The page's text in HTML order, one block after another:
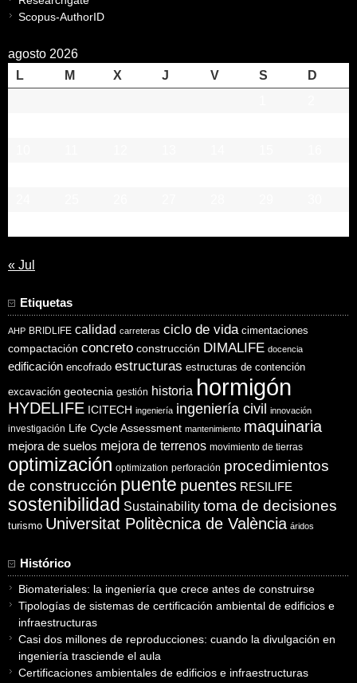
Scopus-AuthorID
agosto 2026
L
M X J V S
D
« Jul
Etiquetas
AHP BRIDLIFE calidad carreteras ciclo de vida cimentaciones
compactación concreto construcción DIMALIFE docencia
edificación encofrado estructuras estructuras de contención
excavación geotecnia gestión historia hormigón
HYDELIFE ICITECH ingeniería ingeniería civil innovación
investigación Life Cycle Assessment mantenimiento maquinaria
mejora de suelos mejora de terrenos movimiento de tierras
optimización optimization perforación procedimientos
de construcción puente puentes RESILIFE
sostenibilidad Sustainability toma de decisiones
turismo Universitat Politècnica de València áridos
Histórico
Biomateriales: la ingeniería que crece antes de construirse
Tipologías de sistemas de certificación ambiental de edificios e
infraestructuras
Casi dos millones de reproducciones: cuando la divulgación en
ingeniería trasciende el aula
Certificaciones ambientales de edificios e infraestructuras